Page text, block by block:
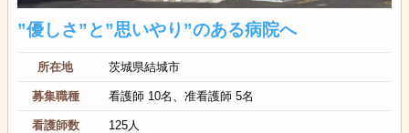
”優しさ”と”思いやり”のある病院へ
所在地 茨城県結城市
募集職種 看護師 10名、准看護師 5名
看護師数 125人